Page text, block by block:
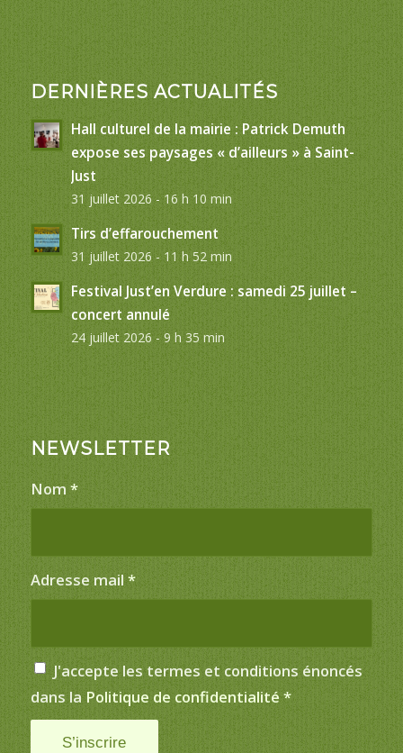
DERNIÈRES ACTUALITÉS
Hall culturel de la mairie : Patrick Demuth
expose ses paysages « d’ailleurs » à Saint-
Just
31 juillet 2026 - 16 h 10 min
Tirs d’effarouchement
31 juillet 2026 - 11 h 52 min
Festival Just’en Verdure : samedi 25 juillet –
concert annulé
24 juillet 2026 - 9 h 35 min
NEWSLETTER
Nom *
Adresse mail *
J'accepte les termes et conditions énoncés
dans la Politique de confidentialité *